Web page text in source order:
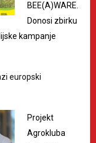
BEE(A)WARE.
Donosi zbirku
kampanje
europski
Projekt
Agrokluba